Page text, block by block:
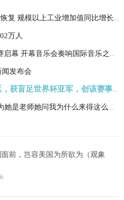
万人
闻发布会
前，岂容美国为所欲为（观象